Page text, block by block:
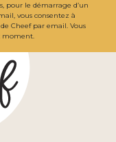
pour le démarrage d’un
vous consentez à
Cheef par email. Vous
moment.